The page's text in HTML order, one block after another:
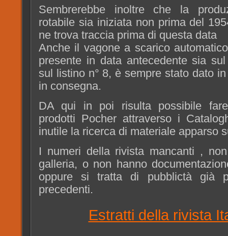
Sembrerebbe inoltre che la
rotabile sia iniziata non prima del
ne trova traccia prima di questa data
Anche il vagone a scarico
presente in data antecedente sia sul
sul listino n° 8, è sempre stato dato
in consegna.
DA qui in poi risulta possibile
prodotti Pocher attraverso i
inutile la ricerca di materiale apparso
I numeri della rivista mancanti ,
galleria, o non hanno
oppure si tratta di pubblictà già
precedenti.
Estratti della rivista